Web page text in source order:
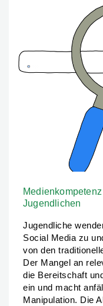
Jugendlichen
Jugendliche
Social Media zu
von den
Der Mangel an
die Bereitschaft
ein und macht
Manipulation. Die